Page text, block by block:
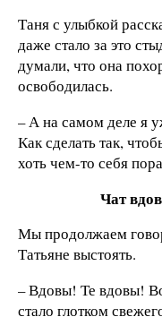
Таня с улыбкой
даже стало за это
думали, что она
освободилась.
– А на самом деле я
Как сделать так,
хоть чем-то себя
Чат
Мы продолжаем
Татьяне выстоять.
– Вдовы! Те вдовы!
стало глотком